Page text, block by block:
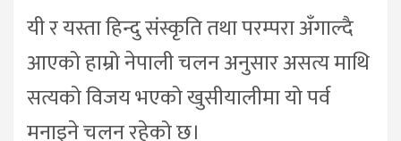
यी र यस्ता हिन्दु संस्कृति तथा परम्परा अँगाल्दै
आएको हाम्रो नेपाली चलन अनुसार असत्य माथि
सत्यको विजय भएको खुसीयालीमा यो पर्व
मनाइने चलन रहेको छ।